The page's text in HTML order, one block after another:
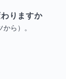
りますか
ら）。